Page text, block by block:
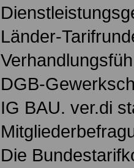
Länder-
DGB-
IG BAU. ver.di
Die